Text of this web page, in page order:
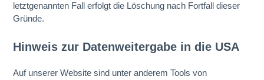
letztgenannten Fall erfolgt die Löschung nach Fortfall dieser
Gründe.
Hinweis zur Datenweitergabe in die USA
Auf unserer Website sind unter anderem Tools von